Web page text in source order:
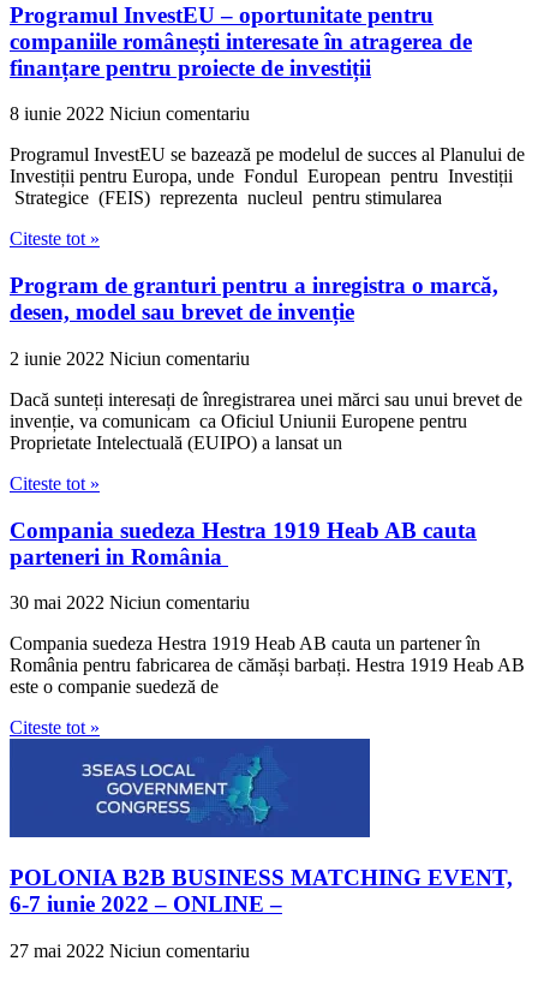
Programul InvestEU – oportunitate pentru
companiile românești interesate în atragerea de
finanțare pentru proiecte de investiții
8 iunie 2022 Niciun comentariu
Programul InvestEU se bazează pe modelul de succes al Planului de
Investiții pentru Europa, unde Fondul European pentru Investiții
Strategice (FEIS) reprezenta nucleul pentru stimularea
Citeste tot »
Program de granturi pentru a inregistra o marcă,
desen, model sau brevet de invenție
2 iunie 2022 Niciun comentariu
Dacă sunteți interesați de înregistrarea unei mărci sau unui brevet de
invenție, va comunicam ca Oficiul Uniunii Europene pentru
Proprietate Intelectuală (EUIPO) a lansat un
Citeste tot »
Compania suedeza Hestra 1919 Heab AB cauta
parteneri in România
30 mai 2022 Niciun comentariu
Compania suedeza Hestra 1919 Heab AB cauta un partener în
România pentru fabricarea de cămăși barbați. Hestra 1919 Heab AB
este o companie suedeză de
Citeste tot »
POLONIA B2B BUSINESS MATCHING EVENT,
6-7 iunie 2022 – ONLINE –
27 mai 2022 Niciun comentariu